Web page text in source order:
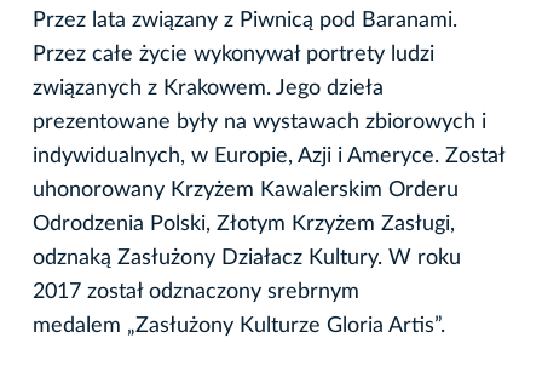
Przez lata związany z Piwnicą pod Baranami.
Przez całe życie wykonywał portrety ludzi
związanych z Krakowem. Jego dzieła
prezentowane były na wystawach zbiorowych i
indywidualnych, w Europie, Azji i Ameryce. Został
uhonorowany Krzyżem Kawalerskim Orderu
Odrodzenia Polski, Złotym Krzyżem Zasługi,
odznaką Zasłużony Działacz Kultury. W roku
2017 został odznaczony srebrnym
medalem „Zasłużony Kulturze Gloria Artis”.